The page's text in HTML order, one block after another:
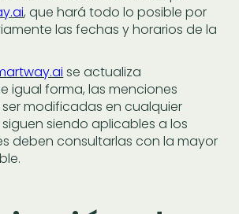
, que hará todo lo posible por
las fechas y horarios de la
se actualiza
igual forma, las menciones
modificadas en cualquier
siendo aplicables a los
deben consultarlas con la mayor